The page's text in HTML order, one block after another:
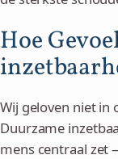
Hoe
Wij geloven niet in
Duurzame
mens centraal zet